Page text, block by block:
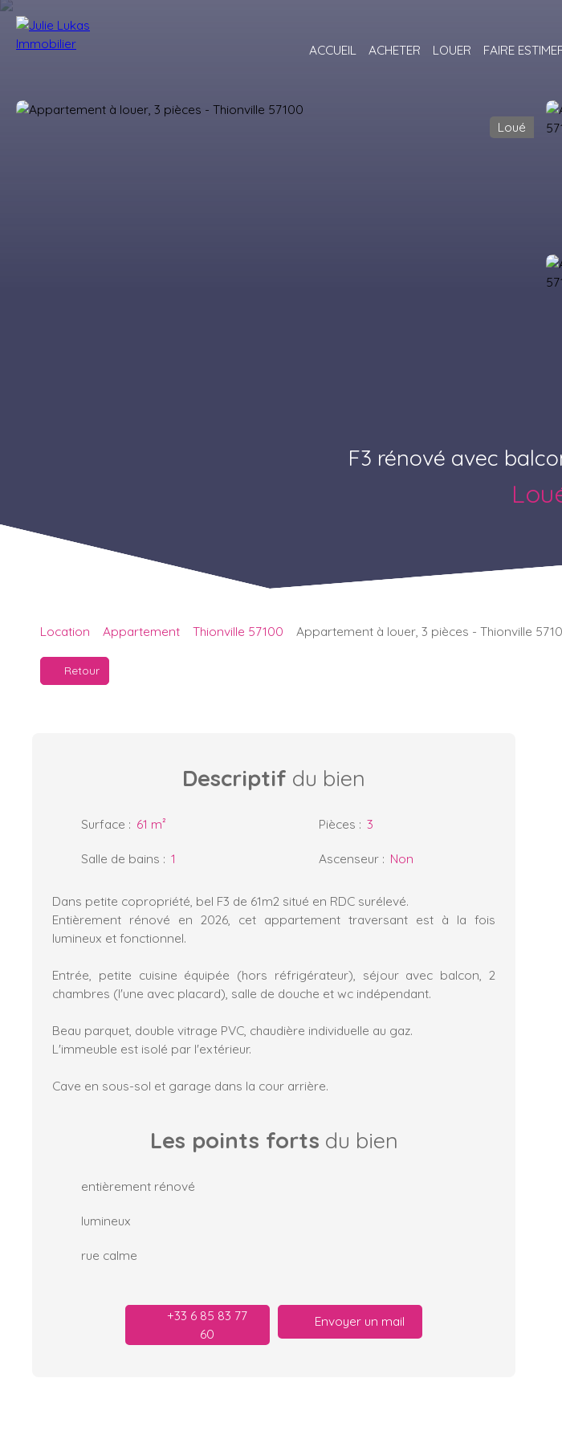
ACCUEIL ACHETER LOUER FAIRE
Loué
F3 rénové avec
Location Appartement Thionville 57100 Appartement à louer, 3 pièces - Thionville
Retour
Descriptif du bien
Surface : 61 m² Pièces : 3
Salle de bains : 1 Ascenseur : Non
Dans petite copropriété, bel F3 de 61m2 situé en RDC surélevé.
Entièrement rénové en 2026, cet appartement traversant est à la fois
lumineux et fonctionnel.
Entrée, petite cuisine équipée (hors réfrigérateur), séjour avec balcon, 2
chambres (l'une avec placard), salle de douche et wc indépendant.
Beau parquet, double vitrage PVC, chaudière individuelle au gaz.
L'immeuble est isolé par l'extérieur.
Cave en sous-sol et garage dans la cour arrière.
Les points forts du bien
entièrement rénové
lumineux
rue calme
+33 6 85 83 77
60
Envoyer un mail